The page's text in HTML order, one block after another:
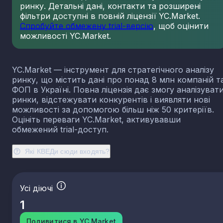
Які КВЕДи сюди входять?
ринку. Детальні дані, контакти та розширені
фільтри доступні в повній ліцензії YC.Market.
Спробуйте обмежену trial-версію, щоб оцінити
можливості YC.Market.
YC.Market — інструмент для стратегічного аналізу
ринку, що містить дані про понад 8 млн компаній
ФОП в Україні. Повна ліцензія дає змогу
ринки, відстежувати конкурентів і виявляти нові
можливості за допомогою більш ніж 50 критеріїв.
Оцініть переваги YC.Market, активувавши
обмежений trial-доступ.
Усі діючі
1
Подивитися в YC.Market
23.13 Виробництво порожнистого скла
23.14 Виробництво скловолокна
23.19 Виробництво й оброблення інших скляних
23.31 Виробництво керамічних плиток і плит
23.32 Виробництво цегли, черепиці та інших
виробів із випаленої глини
23.41
Виробництво господарських і декоративних
керамічних виробів
23.42
Виробництво керамічних санітарно-технічних
23.43 Виробництво керамічних електроізоляторів та
ізоляційної арматури
призначення
23.49 Виробництво інших керамічних виробів
23.52 Виробництво вапна та гіпсових сумішей